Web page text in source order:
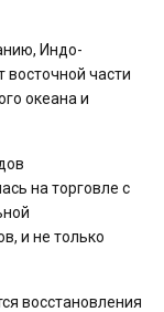
Индо-
восточной части
океана и
на торговле с
и не только
восстановления